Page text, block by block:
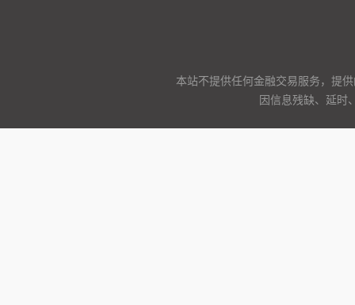
本站不提供任何金融交易服务，提
因信息残缺、延时